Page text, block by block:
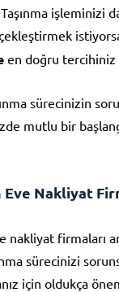
Taşınma işleminizi
en doğru tercihiniz
sürecinizin
mutlu bir
Nakliyat
nakliyat firmaları
sürecinizi
için oldukça